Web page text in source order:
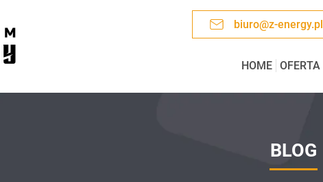
biuro@z-energy.pl
HOME OFERTA
BLOG